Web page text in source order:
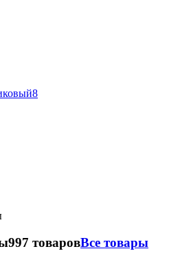
8
997 товаровВсе товары